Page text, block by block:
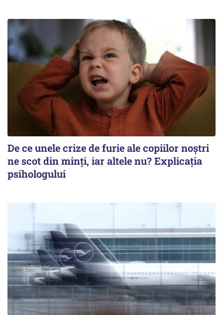
De ce unele crize de furie ale copiilor noștri
ne scot din minți, iar altele nu? Explicația
psihologului